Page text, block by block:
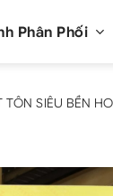
Phân Phối
SIÊU BỀN